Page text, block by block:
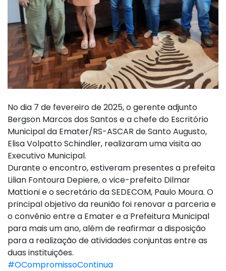
No dia 7 de fevereiro de 2025, o gerente adjunto
Bergson Marcos dos Santos e a chefe do Escritório
Municipal da Emater/RS-ASCAR de Santo Augusto,
Elisa Volpatto Schindler, realizaram uma visita ao
Executivo Municipal.
Durante o encontro, estiveram presentes a prefeita
Lilian Fontoura Depiere, o vice-prefeito Dilmar
Mattioni e o secretário da SEDECOM, Paulo Moura. O
principal objetivo da reunião foi renovar a parceria e
o convênio entre a Emater e a Prefeitura Municipal
para mais um ano, além de reafirmar a disposição
para a realização de atividades conjuntas entre as
duas instituições.
#OCompromissoContinua